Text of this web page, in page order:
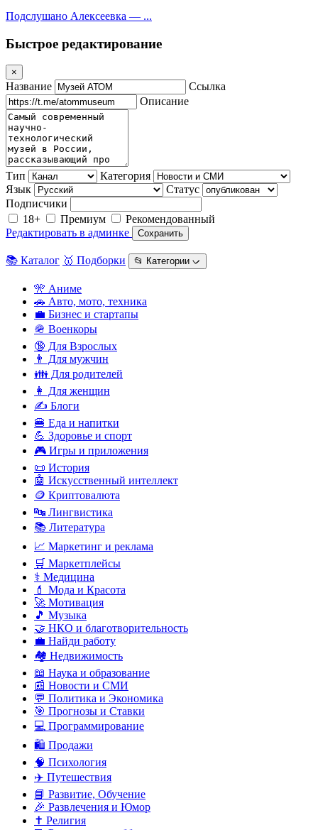
Подслушано Алексеевка — ...
Быстрое редактирование
×
Название
Ссылка
Описание
Тип
Категория
Язык
Статус
Подписчики
18+
Премиум
Рекомендованный
Редактировать в админке
Сохранить
📚 Каталог 🥇 Подборки 📂 Категории ᨆ
🎌 Аниме
🚗 Авто, мото, техника
💼 Бизнес и стартапы
🪖 Военкоры
🔞 Для Взрослых
👨 Для мужчин
👪 Для родителей
👩 Для женщин
✍️ Блоги
🍔 Еда и напитки
💪 Здоровье и спорт
🎮 Игры и приложения
📜 История
🤖 Искусственный интеллект
🪙 Криптовалюта
🔤 Лингвистика
📚 Литература
📈 Маркетинг и реклама
🛒 Маркетплейсы
⚕️ Медицина
💄 Мода и Красота
🚀 Мотивация
🎵 Музыка
🤝 НКО и благотворительность
💼 Найди работу
🏘️ Недвижимость
📖 Наука и образование
📰 Новости и СМИ
💬 Политика и Экономика
🎯 Прогнозы и Ставки
💻 Программирование
🛍️ Продажи
🧠 Психология
✈️ Путешествия
📘 Развитие, Обучение
🎉 Развлечения и Юмор
✝️ Религия